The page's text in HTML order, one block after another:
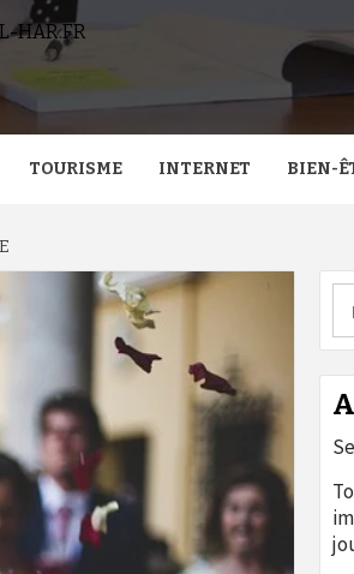
HAR.FR
TOURISME INTERNET BIEN-